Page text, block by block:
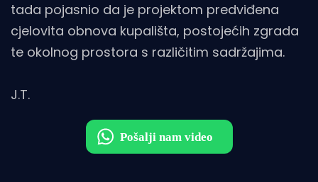
tada pojasnio da je projektom predviđena
cjelovita obnova kupališta, postojećih zgrada
te okolnog prostora s različitim sadržajima.
J.T.